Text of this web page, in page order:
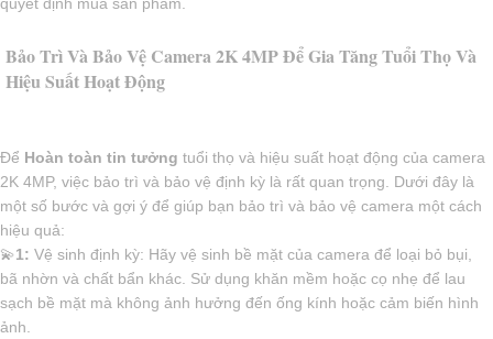
quyết định mua sản phẩm.
Bảo Trì Và Bảo Vệ Camera 2K 4MP Để Gia Tăng Tuổi Thọ Và
Hiệu Suất Hoạt Động
Để Hoàn toàn tin tưởng tuổi thọ và hiệu suất hoạt động của camera
2K 4MP, việc bảo trì và bảo vệ định kỳ là rất quan trọng. Dưới đây là
một số bước và gợi ý để giúp bạn bảo trì và bảo vệ camera một cách
hiệu quả:
💫1: Vệ sinh định kỳ: Hãy vệ sinh bề mặt của camera để loại bỏ bụi,
bã nhờn và chất bẩn khác. Sử dụng khăn mềm hoặc cọ nhẹ để lau
sạch bề mặt mà không ảnh hưởng đến ống kính hoặc cảm biến hình
ảnh.